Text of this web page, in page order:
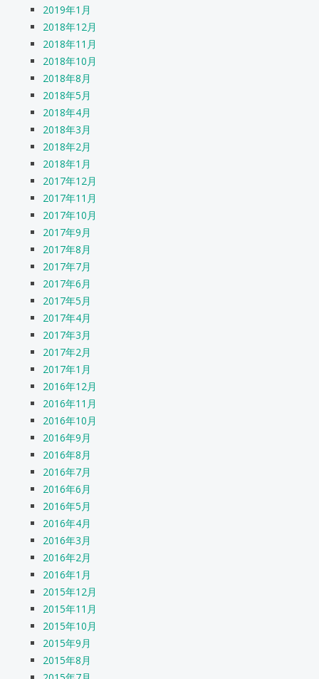
2019年1月
2018年12月
2018年11月
2018年10月
2018年8月
2018年5月
2018年4月
2018年3月
2018年2月
2018年1月
2017年12月
2017年11月
2017年10月
2017年9月
2017年8月
2017年7月
2017年6月
2017年5月
2017年4月
2017年3月
2017年2月
2017年1月
2016年12月
2016年11月
2016年10月
2016年9月
2016年8月
2016年7月
2016年6月
2016年5月
2016年4月
2016年3月
2016年2月
2016年1月
2015年12月
2015年11月
2015年10月
2015年9月
2015年8月